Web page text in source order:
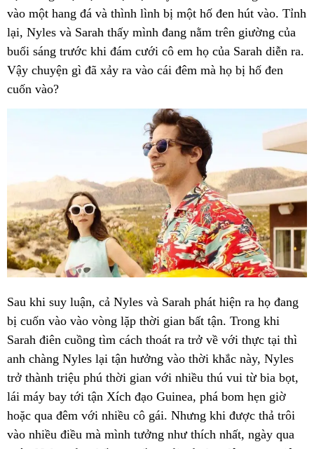
vào một hang đá và thình lình bị một hố đen hút vào. Tỉnh
lại, Nyles và Sarah thấy mình đang nằm trên giường của
buổi sáng trước khi đám cưới cô em họ của Sarah diễn ra.
Vậy chuyện gì đã xảy ra vào cái đêm mà họ bị hố đen
cuốn vào?
Sau khi suy luận, cả Nyles và Sarah phát hiện ra họ đang
bị cuốn vào vào vòng lặp thời gian bất tận. Trong khi
Sarah điên cuồng tìm cách thoát ra trở về với thực tại thì
anh chàng Nyles lại tận hưởng vào thời khắc này, Nyles
trở thành triệu phú thời gian với nhiều thú vui từ bia bọt,
lái máy bay tới tận Xích đạo Guinea, phá bom hẹn giờ
hoặc qua đêm với nhiều cô gái. Nhưng khi được thả trôi
vào nhiều điều mà mình tưởng như thích nhất, ngày qua